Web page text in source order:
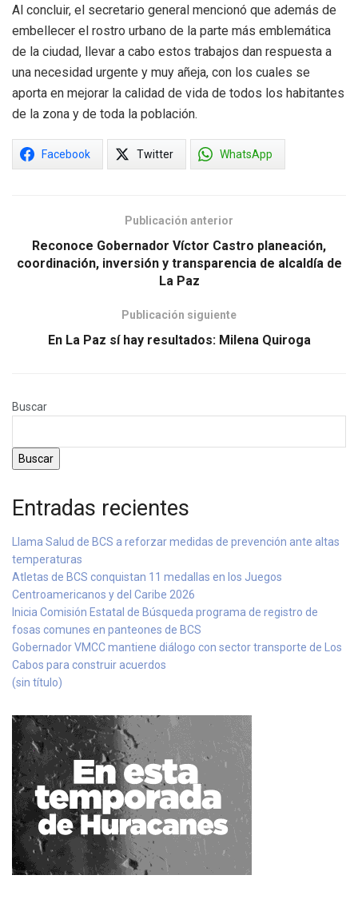
Al concluir, el secretario general mencionó que además de
embellecer el rostro urbano de la parte más emblemática
de la ciudad, llevar a cabo estos trabajos dan respuesta a
una necesidad urgente y muy añeja, con los cuales se
aporta en mejorar la calidad de vida de todos los habitantes
de la zona y de toda la población.
Facebook Twitter WhatsApp
Publicación anterior
Reconoce Gobernador Víctor Castro planeación,
coordinación, inversión y transparencia de alcaldía de
La Paz
Publicación siguiente
En La Paz sí hay resultados: Milena Quiroga
Buscar
Buscar
Entradas recientes
Llama Salud de BCS a reforzar medidas de prevención ante altas
temperaturas
Atletas de BCS conquistan 11 medallas en los Juegos
Centroamericanos y del Caribe 2026
Inicia Comisión Estatal de Búsqueda programa de registro de
fosas comunes en panteones de BCS
Gobernador VMCC mantiene diálogo con sector transporte de Los
Cabos para construir acuerdos
(sin título)